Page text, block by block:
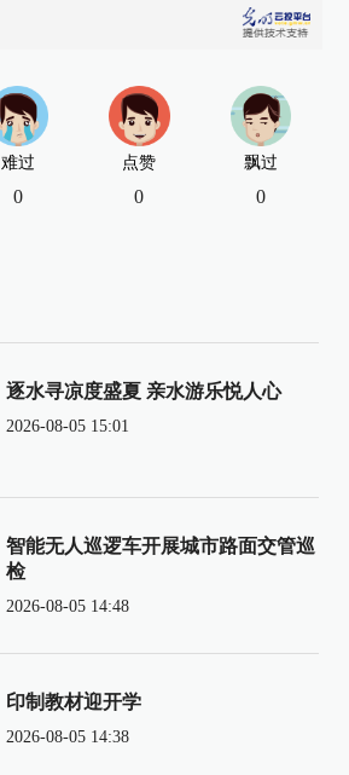
难过
0
点赞
0
飘过
0
逐水寻凉度盛夏 亲水游乐悦人心
2026-08-05 15:01
智能无人巡逻车开展城市路面交管巡
检
2026-08-05 14:48
印制教材迎开学
2026-08-05 14:38